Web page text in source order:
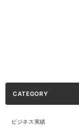
CATEGORY
ビジネス実績